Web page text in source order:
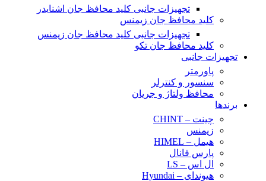
تجهیزات جانبی کلید محافظ جان اشنایدر
کلید محافظ جان زیمنس
تجهیزات جانبی کلید محافظ جان زیمنس
کلید محافظ جان تکو
تجهیزات جانبی
پاورمتر
سنسور و کنترلر
محافظ ولتاژ و‌ جریان
برندها
چینت – CHINT
زیمنس
هیمل – HIMEL
پارس فانال
ال اس – LS
هیوندای – Hyundai